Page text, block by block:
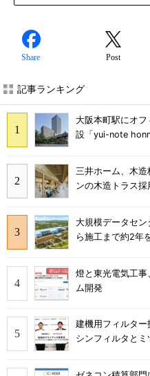
Share Post
記事ランキング
大阪本町駅にオ
設「yui-note
三井ホーム、木
ンの木造トラス採
大規模データセ
ら施工まで約2年
燈と東光電気工
ム開発
建機用フィルタ
シンフィルタと